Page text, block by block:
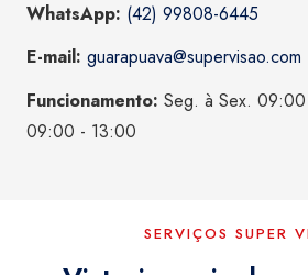
WhatsApp: (42) 99808-6445
E-mail: guarapuava@supervisao.com
Funcionamento: Seg. à Sex.
09:00 - 13:00
SERVIÇOS SUPER